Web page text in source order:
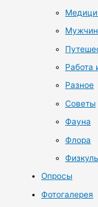
Работа
Разное
Советы
Фауна
Флора
Опросы
Фотогалерея